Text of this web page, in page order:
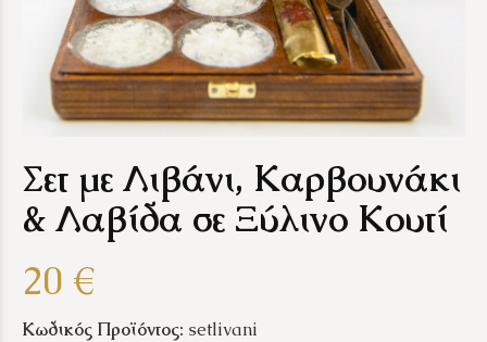
Σετ με Λιβάνι, Καρβουνάκι
& Λαβίδα σε Ξύλινο Κουτί
20 €
Κωδικός Προϊόντος: setlivani